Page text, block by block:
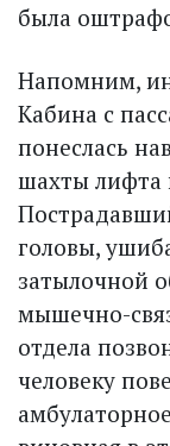
была
Напомним,
Кабина с
понеслась
шахты лифта
головы,
затылочной
мышечно-
отдела
человеку